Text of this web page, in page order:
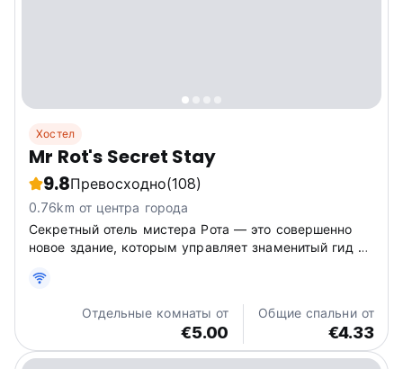
Хостел
Mr Rot's Secret Stay
9.8Превосходно(108)
0.76km от центра города
Секретный отель мистера Рота — это совершенно
новое здание, которым управляет знаменитый гид по
колодцем.
Отдельные комнаты от
€5.00
Общие спальни от
€4.33